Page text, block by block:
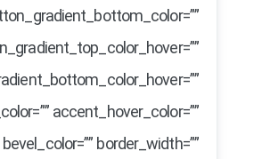
accent_hover_color=””
bevel_color=”” border_width=””